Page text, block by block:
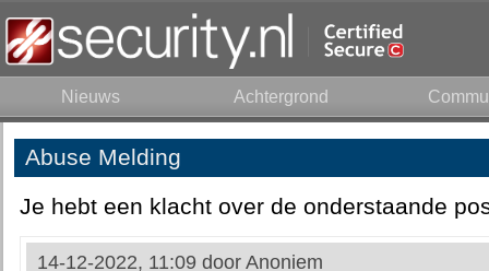
Nieuws Achtergrond
Abuse Melding
Je hebt een klacht over de onderstaande
14-12-2022, 11:09 door Anoniem